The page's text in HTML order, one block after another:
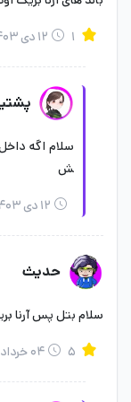
Breakout)
می‌گیرد اما هیچ
گان‌گیم‌ها و
باند آرنا بریک
۱۲ دی ۱۴۰۳
سلام اگه
ش
۱۲ دی ۱۴۰۳
حدیث
سلام بتل پس آرنا
۰۴ خرداد ۱۴۰۳